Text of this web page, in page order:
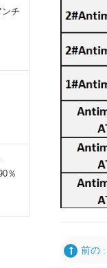
チ
％
前の :